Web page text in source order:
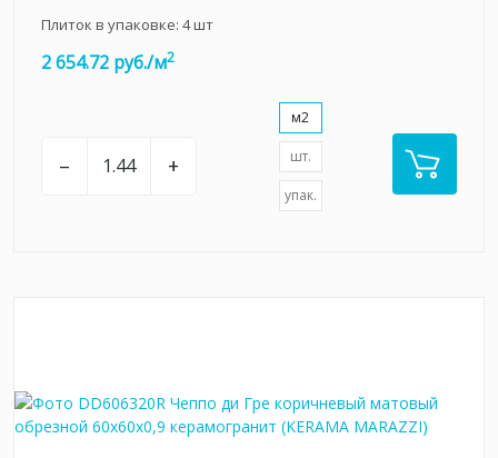
Плиток в упаковке: 4шт
2 654.72 руб./м2
– +
м2
шт.
упак.